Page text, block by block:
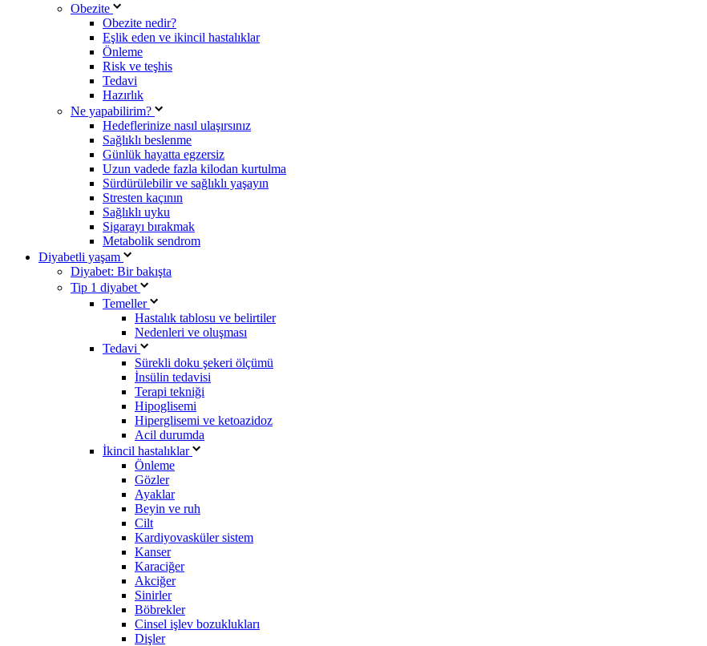
Obezite
Obezite nedir?
Eşlik eden ve ikincil hastalıklar
Önleme
Risk ve teşhis
Tedavi
Hazırlık
Ne yapabilirim?
Hedeflerinize nasıl ulaşırsınız
Sağlıklı beslenme
Günlük hayatta egzersiz
Uzun vadede fazla kilodan kurtulma
Sürdürülebilir ve sağlıklı yaşayın
Stresten kaçının
Sağlıklı uyku
Sigarayı bırakmak
Metabolik sendrom
Diyabetli yaşam
Diyabet: Bir bakışta
Tip 1 diyabet
Temeller
Hastalık tablosu ve belirtiler
Nedenleri ve oluşması
Tedavi
Sürekli doku şekeri ölçümü
İnsülin tedavisi
Terapi tekniği
Hipoglisemi
Hiperglisemi ve ketoazidoz
Acil durumda
İkincil hastalıklar
Önleme
Gözler
Ayaklar
Beyin ve ruh
Cilt
Kardiyovasküler sistem
Kanser
Karaciğer
Akciğer
Sinirler
Böbrekler
Cinsel işlev bozuklukları
Dişler